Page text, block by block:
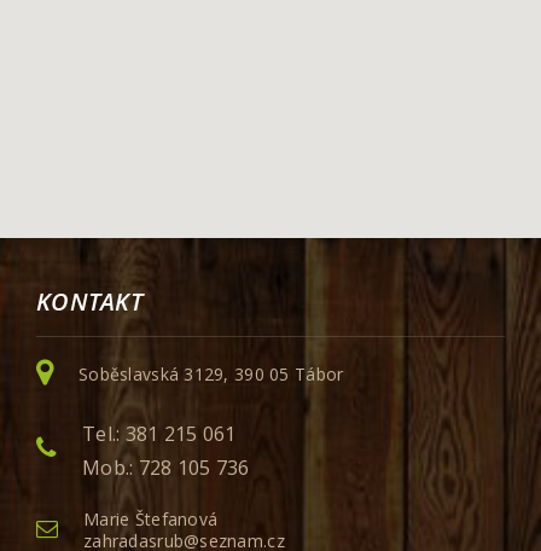
KONTAKT
Soběslavská 3129, 390 05 Tábor
Tel.: 381 215 061
Mob.: 728 105 736
Marie Štefanová
zahradasrub@seznam.cz